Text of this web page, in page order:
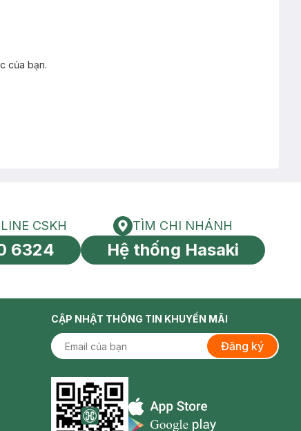
của bạn.
toàn cầu
HOTLINE CSKH
CSKH
6324
Tìm chi nhánh
TÌM CHI NHÁNH
Hệ thống Hasaki
CẬP NHẬT THÔNG TIN KHUYẾN MÃI
Đăng ký
Appstore icon